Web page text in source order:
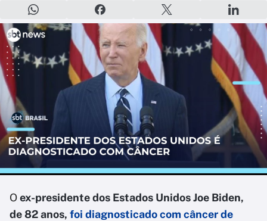
Oex-presidente dos Estados Unidos Joe Biden,
de 82 anos, foi diagnosticado com câncer de